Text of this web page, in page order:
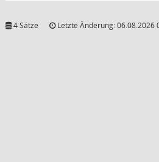
4 Sätze Letzte Änderung: 06.08.2026